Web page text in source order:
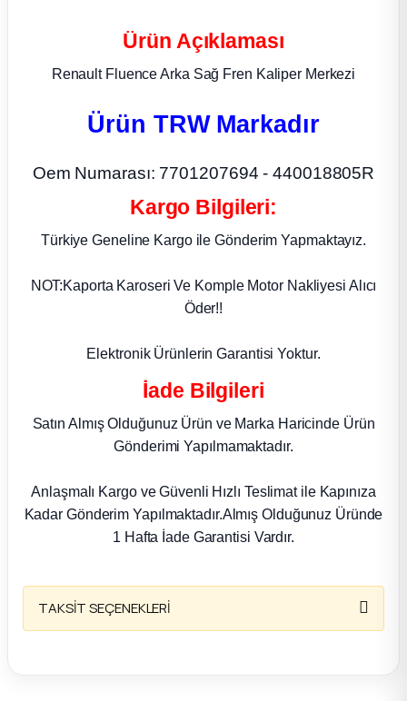
Ürün Açıklaması
Renault Fluence Arka Sağ Fren Kaliper Merkezi
Ürün TRW Markadır
Oem Numarası: 7701207694 - 440018805R
Kargo Bilgileri:
Türkiye Geneline Kargo ile Gönderim Yapmaktayız.
NOT:Kaporta Karoseri Ve Komple Motor Nakliyesi Alıcı
Öder!!
Elektronik Ürünlerin Garantisi Yoktur.
İade Bilgileri
Satın Almış Olduğunuz Ürün ve Marka Haricinde Ürün
Gönderimi Yapılmamaktadır.
Anlaşmalı Kargo ve Güvenli Hızlı Teslimat ile Kapınıza
Kadar Gönderim Yapılmaktadır.Almış Olduğunuz Üründe
1 Hafta İade Garantisi Vardır.
TAKSİT SEÇENEKLERİ